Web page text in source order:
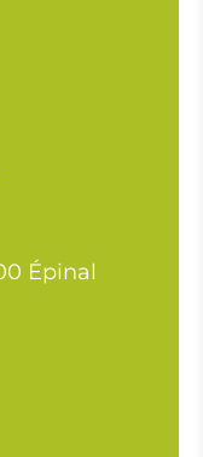
Épinal